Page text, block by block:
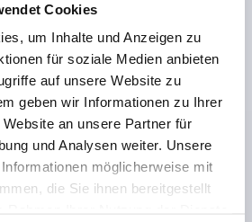
Cookies
um Inhalte und Anzeigen zu
für soziale Medien anbieten
auf unsere Website zu
geben wir Informationen zu Ihrer
an unsere Partner für
und Analysen weiter. Unsere
möglicherweise mit
die Sie ihnen bereitgestellt
SCHWARZ
KOMP:STAHL
INNENDURCHMESSER=40
V1=M10X30 V2=M10X30
DETAILS